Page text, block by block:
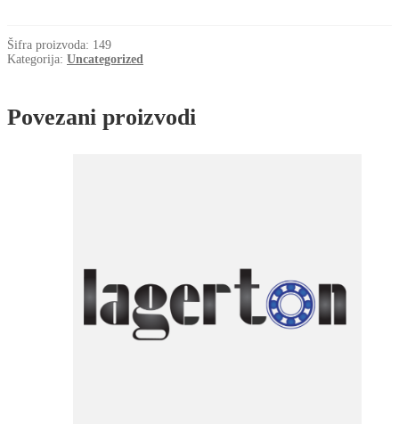
EZO-
Japan
Šifra proizvoda: 149
Kategorija: Uncategorized
Povezani proizvodi